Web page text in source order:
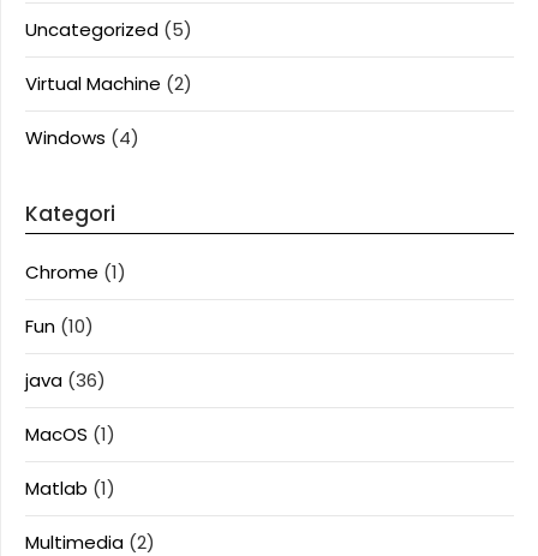
Uncategorized (5)
Virtual Machine (2)
Windows (4)
Kategori
Chrome (1)
Fun (10)
java (36)
MacOS (1)
Matlab (1)
Multimedia (2)